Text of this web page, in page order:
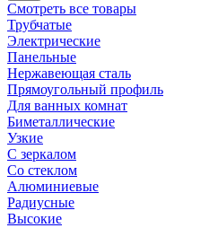
Смотреть все товары
Трубчатые
Электрические
Панельные
Нержавеющая сталь
Прямоугольный профиль
Для ванных комнат
Биметаллические
Узкие
С зеркалом
Со стеклом
Алюминиевые
Радиусные
Высокие